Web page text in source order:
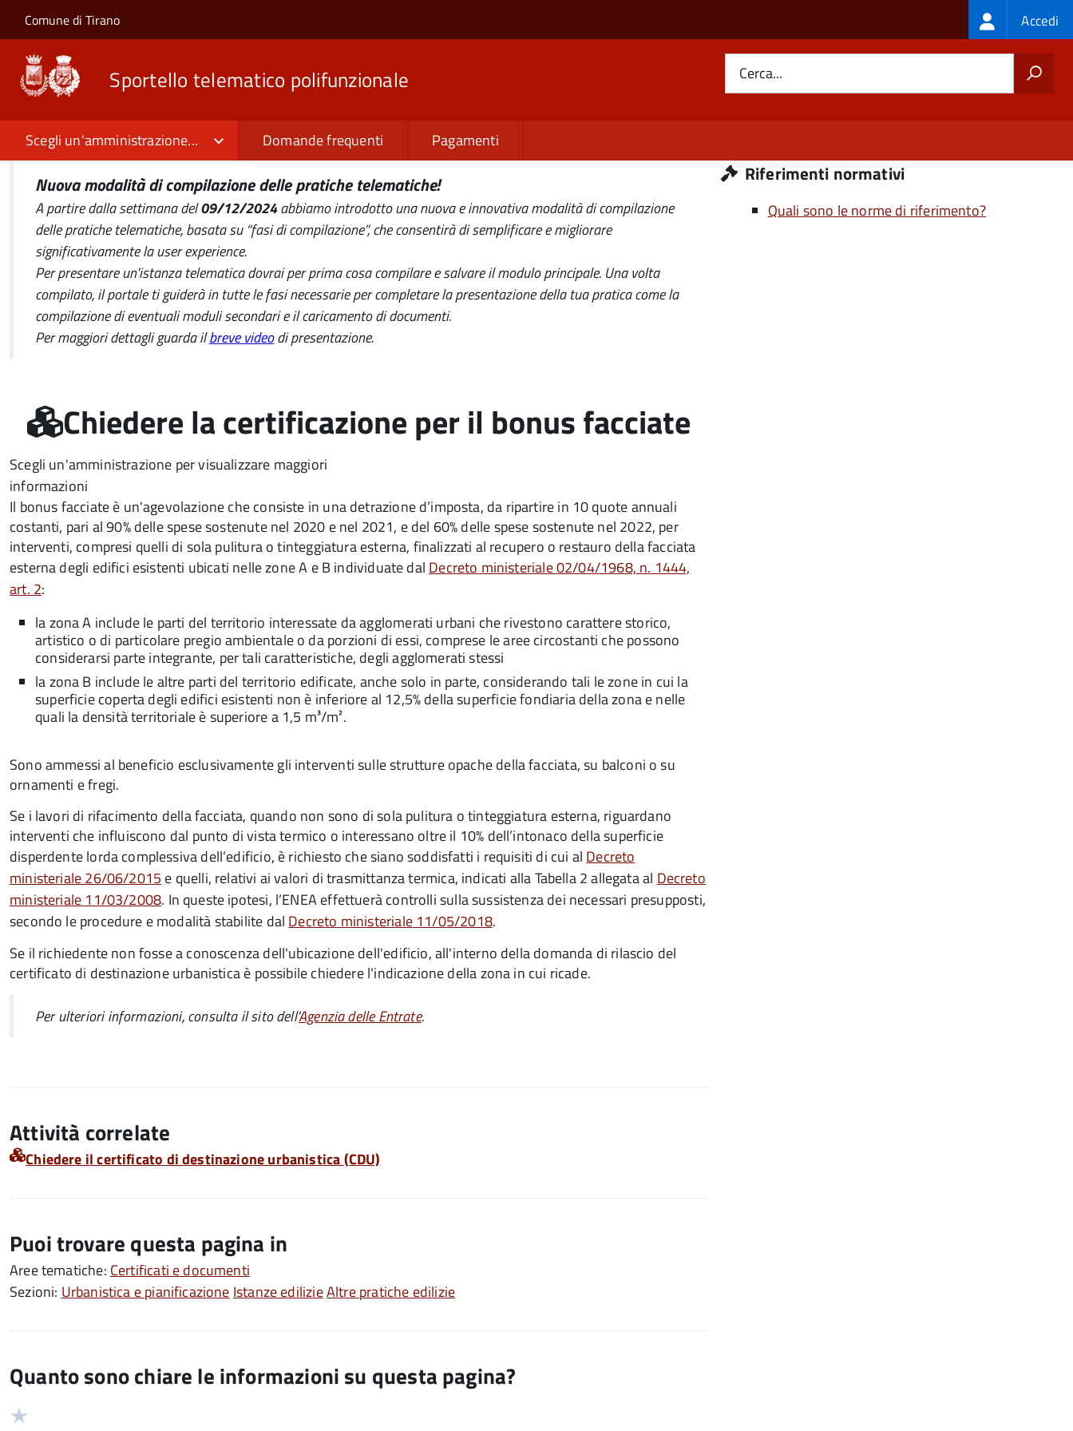
Salta al contenuto principale
Skip to site navigation
Comune di Tirano Login
menu
Accedi
Sportello telematico polifunzionale Cerca...
Scegli un'amministrazione... Domande frequenti Pagamenti
Nuova modalità di compilazione delle pratiche telematiche!
A partire dalla settimana del09/12/2024abbiamo introdotto una nuova e innovativa modalità di compilazione
delle pratiche telematiche, basata su “fasi di compilazione”, che consentirà di semplificare e migliorare
significativamente la user experience.
Per presentare un'istanza telematica dovrai per prima cosa compilare e salvare il modulo principale. Una volta
compilato, il portale ti guiderà in tutte le fasi necessarie per completare la presentazione della tua pratica come la
compilazione di eventuali moduli secondari e il caricamento di documenti.
Per maggiori dettagli guarda ilbreve videodi presentazione.
Chiedere la certificazione per il bonus facciate
Scegli un'amministrazione per visualizzare maggiori
informazioni
Il bonus facciate è un'agevolazione che consiste in una detrazione d’imposta, da ripartire in 10 quote annuali
costanti, pari al 90% delle spese sostenute nel 2020 e nel 2021, e del 60% delle spese sostenute nel 2022, per
interventi, compresi quelli di sola pulitura o tinteggiatura esterna, finalizzati al recupero o restauro della facciata
esterna degli edifici esistenti ubicati nelle zone A e B individuate dal Decreto ministeriale 02/04/1968, n. 1444,
art. 2:
la zona A include le parti del territorio interessate da agglomerati urbani che rivestono carattere storico,
artistico o di particolare pregio ambientale o da porzioni di essi, comprese le aree circostanti che possono
considerarsi parte integrante, per tali caratteristiche, degli agglomerati stessi
la zona B include le altre parti del territorio edificate, anche solo in parte, considerando tali le zone in cui la
superficie coperta degli edifici esistenti non è inferiore al 12,5% della superficie fondiaria della zona e nelle
quali la densità territoriale è superiore a 1,5 m³/m².
Sono ammessi al beneficio esclusivamente gli interventi sulle strutture opache della facciata, su balconi o su
ornamenti e fregi.
Se i lavori di rifacimento della facciata, quando non sono di sola pulitura o tinteggiatura esterna, riguardano
interventi che influiscono dal punto di vista termico o interessano oltre il 10% dell’intonaco della superficie
disperdente lorda complessiva dell’edificio, è richiesto che siano soddisfatti i requisiti di cui al Decreto
ministeriale 26/06/2015 e quelli, relativi ai valori di trasmittanza termica, indicati alla Tabella 2 allegata al Decreto
ministeriale 11/03/2008. In queste ipotesi, l’ENEA effettuerà controlli sulla sussistenza dei necessari presupposti,
secondo le procedure e modalità stabilite dal Decreto ministeriale 11/05/2018.
Se il richiedente non fosse a conoscenza dell'ubicazione dell'edificio, all'interno della domanda di rilascio del
certificato di destinazione urbanistica è possibile chiedere l'indicazione della zona in cui ricade.
Per ulteriori informazioni, consulta il sito dell'Agenzia delle Entrate.
Attività correlate
Chiedere il certificato di destinazione urbanistica (CDU)
Puoi trovare questa pagina in
Aree tematiche: Certificati e documenti
Sezioni: Urbanistica e pianificazione Istanze edilizieAltre pratiche edilizie
Quanto sono chiare le informazioni su questa pagina?
Valutazione
Riferimenti normativi
Quali sono le norme di riferimento?